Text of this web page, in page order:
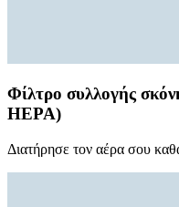
Φίλτρο συλλογής
HEPA)
Διατήρησε τον αέρα σου